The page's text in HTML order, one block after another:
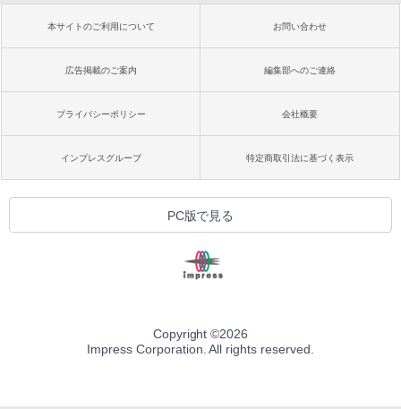
本サイトのご利用について お問い合わせ
広告掲載のご案内 編集部へのご連絡
プライバシーポリシー 会社概要
インプレスグループ 特定商取引法に基づく表示
PC版で見る
Copyright ©2026
Impress Corporation. All rights reserved.